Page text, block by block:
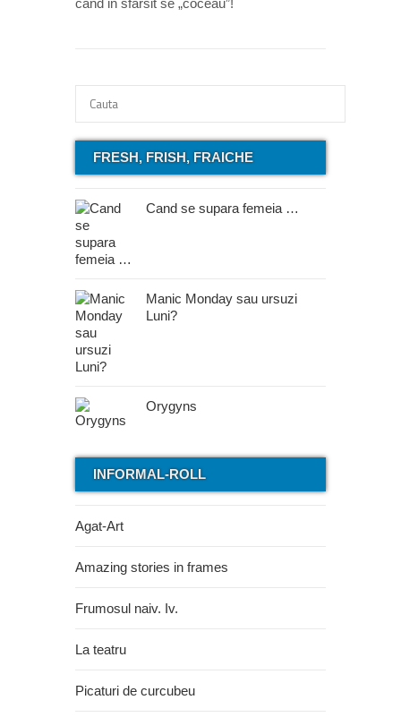
FRESH, FRISH, FRAICHE
Cand se supara femeia …
Manic Monday sau ursuzi
Luni?
Orygyns
INFORMAL-ROLL
Agat-Art
Amazing stories in frames
Frumosul naiv. Iv.
La teatru
Picaturi de curcubeu